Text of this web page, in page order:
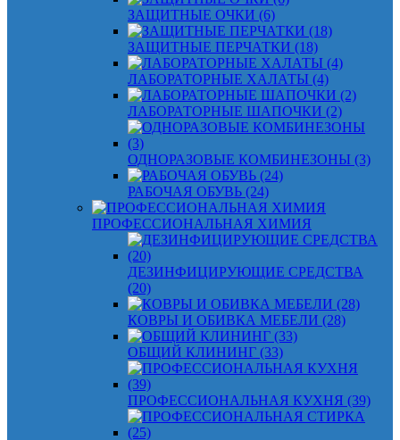
ЗАЩИТНЫЕ ОЧКИ (6)
ЗАЩИТНЫЕ ПЕРЧАТКИ (18)
ЛАБОРАТОРНЫЕ ХАЛАТЫ (4)
ЛАБОРАТОРНЫЕ ШАПОЧКИ (2)
ОДНОРАЗОВЫЕ КОМБИНЕЗОНЫ (3)
РАБОЧАЯ ОБУВЬ (24)
ПРОФЕССИОНАЛЬНАЯ ХИМИЯ
ДЕЗИНФИЦИРУЮЩИЕ СРЕДСТВА
(20)
КОВРЫ И ОБИВКА МЕБЕЛИ (28)
ОБЩИЙ КЛИНИНГ (33)
ПРОФЕССИОНАЛЬНАЯ КУХНЯ (39)